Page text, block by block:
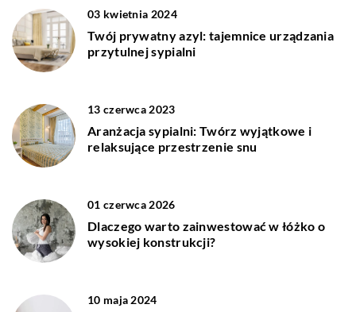
03 kwietnia 2024
Twój prywatny azyl: tajemnice urządzania
przytulnej sypialni
13 czerwca 2023
Aranżacja sypialni: Twórz wyjątkowe i
relaksujące przestrzenie snu
01 czerwca 2026
Dlaczego warto zainwestować w łóżko o
wysokiej konstrukcji?
10 maja 2024